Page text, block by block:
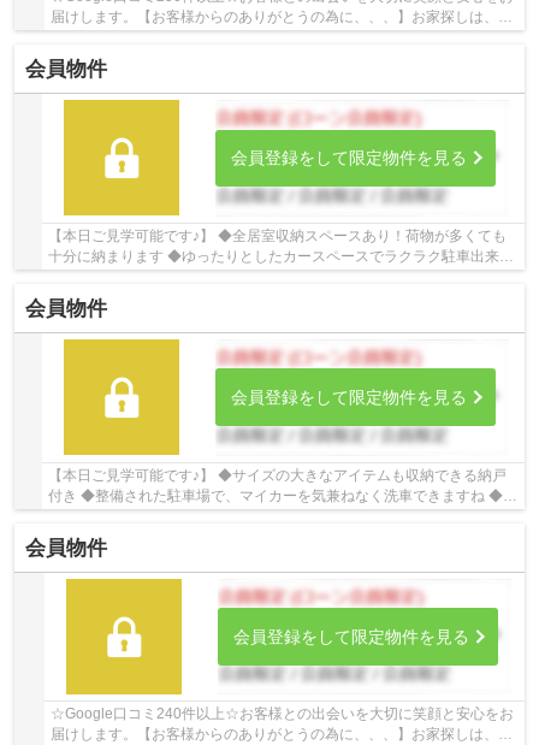
届けします。【お客様からのありがとうの為に、、、】お家探しは、ひ
会員物件
会員登録をして限定物件を見る
【本日ご見学可能です♪】 ◆全居室収納スペースあり！荷物が多くても
十分に納まります ◆ゆったりとしたカースペースでラクラク駐車出来ま
すね♪ ◆最新のシステムキッチンでお料理がはか...
会員物件
会員登録をして限定物件を見る
【本日ご見学可能です♪】 ◆サイズの大きなアイテムも収納できる納戸
付き ◆整備された駐車場で、マイカーを気兼ねなく洗車できますね ◆
広々としたバルコニーは、大量の洗濯物を干して...
会員物件
会員登録をして限定物件を見る
☆Google口コミ240件以上☆お客様との出会いを大切に笑顔と安心をお
届けします。【お客様からのありがとうの為に、、、】お家探しは、ひ